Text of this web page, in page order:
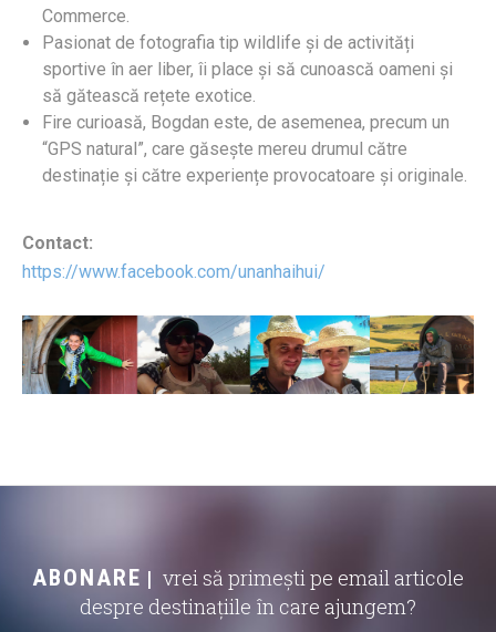
Commerce.
Pasionat de fotografia tip wildlife și de activități
sportive în aer liber, îi place și să cunoască oameni și
să gătească rețete exotice.
Fire curioasă, Bogdan este, de asemenea, precum un
“GPS natural”, care găsește mereu drumul către
destinație și către experiențe provocatoare și originale.
Contact:
https://www.facebook.com/unanhaihui/
ABONARE
vrei să primești pe email articole
despre destinațiile în care ajungem?